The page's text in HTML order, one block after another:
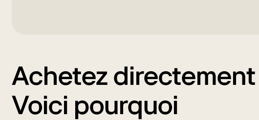
Achetez directement
Voici pourquoi